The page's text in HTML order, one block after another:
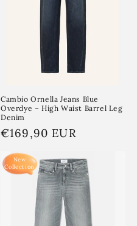
Cambio Ornella Jeans Blue
Overdye – High Waist Barrel Leg
Denim
Normale
€169,90 EUR
New
Collection